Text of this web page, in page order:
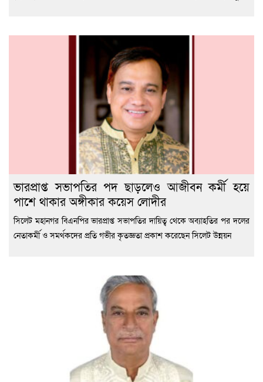
ভারপ্রাপ্ত সভাপতির পদ ছাড়লেও আজীবন কর্মী হয়ে
পাশে থাকার অঙ্গীকার কয়েস লোদীর
সিলেট মহানগর বিএনপির ভারপ্রাপ্ত সভাপতির দায়িত্ব থেকে অব্যাহতির পর দলের
নেতাকর্মী ও সমর্থকদের প্রতি গভীর কৃতজ্ঞতা প্রকাশ করেছেন সিলেট উন্নয়ন